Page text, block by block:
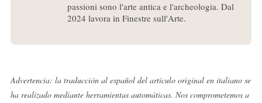
passioni sono l'arte antica e l'archeologia. Dal
2024 lavora in Finestre sull'Arte.
Advertencia: la traducción al español del artículo original en italiano se
ha realizado mediante herramientas automáticas. Nos comprometemos a